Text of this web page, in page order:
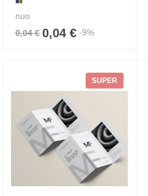
nuo
0,04 € 0,04 € -9%
SUPER